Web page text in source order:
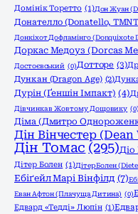
Домінік Торетто (1)Дон Жуан
Донателло (Donatello,
Донкіхот Дофламінго (Donquixote
Доркас Медоуз (Dorcas
Достоєвський (0)Дотторе (3)
Дункан (Dragon Age) (2)
Дурін (Ґеншін Імпакт) (4)
Дівчинка в Жовтому Дощовику (0)
Діма (Дмитро
Дін Вінчестер
Дін Томас (295)Діо
Дітер Болен (1)Дітер Болен
Ебіґейл Марі Вінфілд (7)
Еван Афтон (Плачуща Дитина) (0)
Едвард «Тедді» Люпін (1)